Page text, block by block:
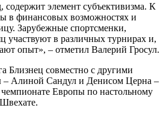
содержит элемент субъективизма. К
в финансовых возможностях и
Зарубежные спортсменки,
участвуют в различных турнирах и,
опыт», – отметил Валерий Гросул.
Близнец совместно с другими
– Алиной Сандул и Денисом Церна –
Европы по настольному